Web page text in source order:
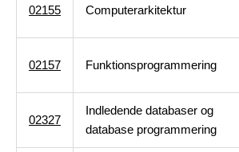
02155 Computerarkitektur
02157 Funktionsprogrammering
02327
Indledende databaser og
database programmering